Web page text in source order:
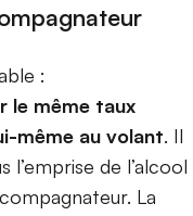
:
le même taux
même au volant. Il
de l’alcool
La